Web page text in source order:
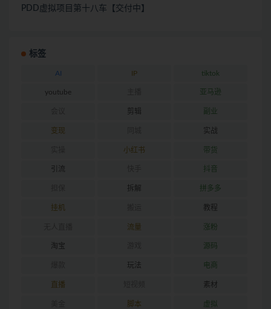
PDD虚拟项目第十八车【交付中】
标签
AI IP tiktok
youtube 亚马逊
剪辑 副业
变现 实战
小红书 带货
引流 抖音
拆解 拼多多
挂机 教程
流量 涨粉
淘宝 源码
玩法 电商
直播 素材
脚本 虚拟